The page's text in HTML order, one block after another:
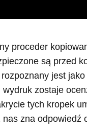
proceder
są przed
jest
zostaje
tych kropek
zna odpowiedź